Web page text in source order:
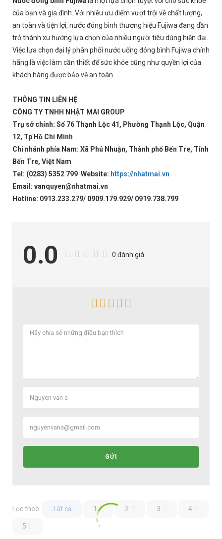
của bạn và gia đình. Với nhiều ưu điểm vượt trội về chất lượng,
an toàn và tiện lợi, nước đóng bình thương hiệu Fujiwa đang dần
trở thành xu hướng lựa chọn của nhiều người tiêu dùng hiện đại.
Việc lựa chọn đại lý phân phối nước uống đóng bình Fujiwa chính
hãng là việc làm cần thiết để sức khỏe cũng như quyền lợi của
khách hàng được bảo vệ an toàn.
THÔNG TIN LIÊN HỆ
CÔNG TY TNHH NHẬT MAI GROUP
Trụ sở chính: Số 76 Thạnh Lộc 41, Phường Thạnh Lộc, Quận
12, Tp Hồ Chí Minh
Chi nhánh phía Nam: Xã Phú Nhuận, Thành phố Bến Tre, Tỉnh
Bến Tre, Việt Nam
Tel: (0283) 5352 799 Website: https://nhatmai.vn
Email: vanquyen@nhatmai.vn
Hotline: 0913.233.279/ 0909.179.929/ 0919.738.799
0.0 0 đánh giá
GỬI
Lọc theo: Tất cả 1 2 3 4
5